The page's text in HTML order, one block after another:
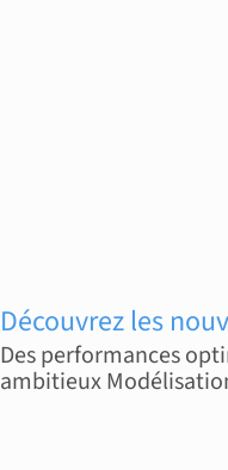
Découvrez les
Des performances
ambitieux